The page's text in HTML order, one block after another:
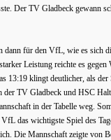
Der TV Gladbeck gewann
dann für den VfL, wie es sich
Leistung reichte es gegen
13:19 klingt deutlicher, als
der TV Gladbeck und HSC
in der Tabelle weg.
das wichtigste Spiel des
Die Mannschaft zeigte von